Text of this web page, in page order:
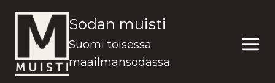
sisältöön
Sodan muisti
Suomi toisessa
maailmansodassa